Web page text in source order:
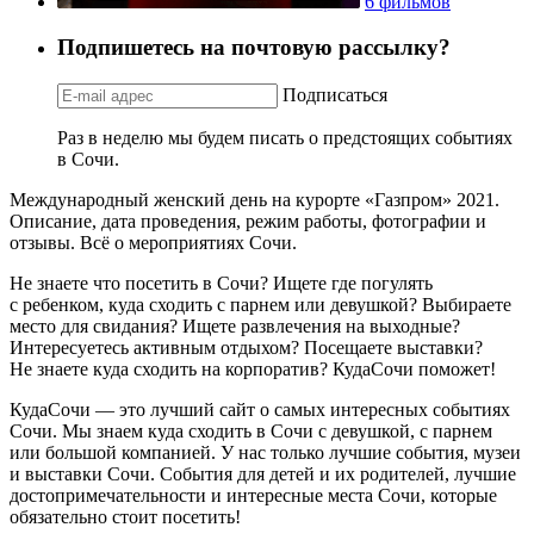
Подпишетесь на почтовую рассылку?
Подписаться
Раз в неделю мы будем писать о предстоящих событиях
в Сочи.
Международный женский день на курорте «Газпром» 2021.
Описание, дата проведения, режим работы, фотографии и
отзывы. Всё о мероприятиях Сочи.
Не знаете что посетить в Сочи? Ищете где погулять
с ребенком, куда сходить с парнем или девушкой? Выбираете
место для свидания? Ищете развлечения на выходные?
Интересуетесь активным отдыхом? Посещаете выставки?
Не знаете куда сходить на корпоратив? КудаСочи поможет!
КудаСочи — это лучший сайт о самых интересных событиях
Сочи. Мы знаем куда сходить в Сочи с девушкой, с парнем
или большой компанией. У нас только лучшие события, музеи
и выставки Сочи. События для детей и их родителей, лучшие
достопримечательности и интересные места Сочи, которые
обязательно стоит посетить!